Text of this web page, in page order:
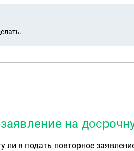
на
я подать повторное